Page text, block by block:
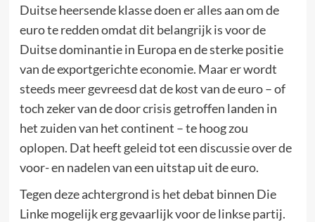
Duitse heersende klasse doen er alles aan om de
euro te redden omdat dit belangrijk is voor de
Duitse dominantie in Europa en de sterke positie
van de exportgerichte economie. Maar er wordt
steeds meer gevreesd dat de kost van de euro – of
toch zeker van de door crisis getroffen landen in
het zuiden van het continent – te hoog zou
oplopen. Dat heeft geleid tot een discussie over de
voor- en nadelen van een uitstap uit de euro.
Tegen deze achtergrond is het debat binnen Die
Linke mogelijk erg gevaarlijk voor de linkse partij.